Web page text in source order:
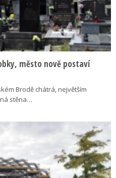
město nově postaví
Brodě chátrá, největším
stěna…